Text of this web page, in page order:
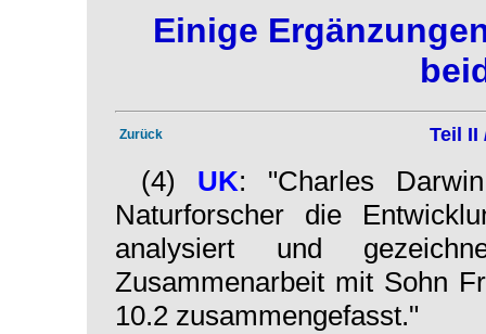
Einige
Zurück Teil II
(4) UK: "Charles
Naturforscher die
analysiert und
Zusammenarbeit mit Sohn
10.2 zusammengefasst."